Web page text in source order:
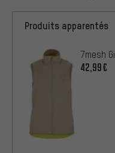
Produits apparentés
7mesh
42,99€